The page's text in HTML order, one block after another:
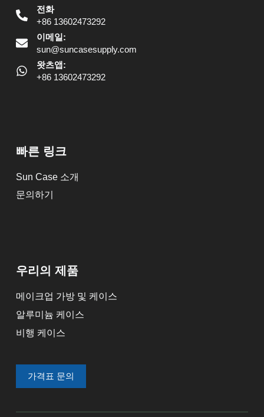
전화
+86 13602473292
이메일:
sun@suncasesupply.com
왓츠앱:
+86 13602473292
빠른 링크
Sun Case 소개
문의하기
우리의 제품
메이크업 가방 및 케이스
알루미늄 케이스
비행 케이스
가격표 문의